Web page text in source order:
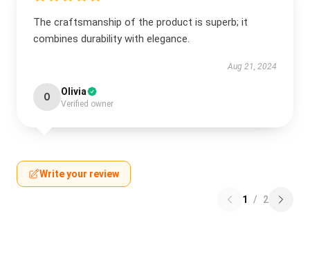
The craftsmanship of the product is superb; it
combines durability with elegance.
Aug 21, 2024
O Olivia
Verified owner
Write your review
1 / 2